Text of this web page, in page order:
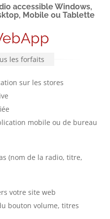
accessible Windows,
Mobile ou Tablette
les forfaits
sur les stores
mobile ou de bureau
(nom de la radio, titre,
votre site web
bouton volume, titres